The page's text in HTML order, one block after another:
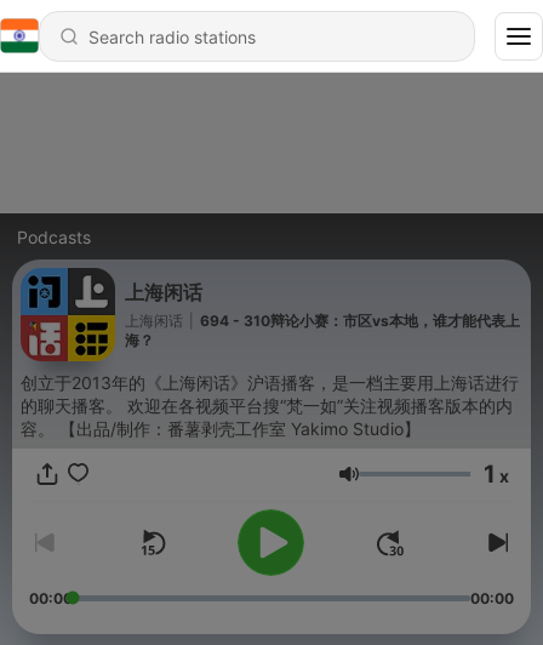
Podcasts
上海闲话
上海闲话
694 - 310辩论小赛：市区vs本地，谁才能代表上
海？
创立于2013年的《上海闲话》沪语播客，是一档主要用上海话进行
的聊天播客。 欢迎在各视频平台搜“梵一如”关注视频播客版本的内
容。 【出品/制作：番薯剥壳工作室 Yakimo Studio】
Volume 1 x
00:00 00:00